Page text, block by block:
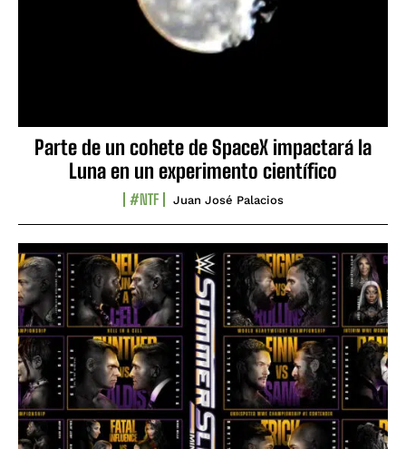
Parte de un cohete de SpaceX impactará la
Luna en un experimento científico
#NTF Juan José Palacios